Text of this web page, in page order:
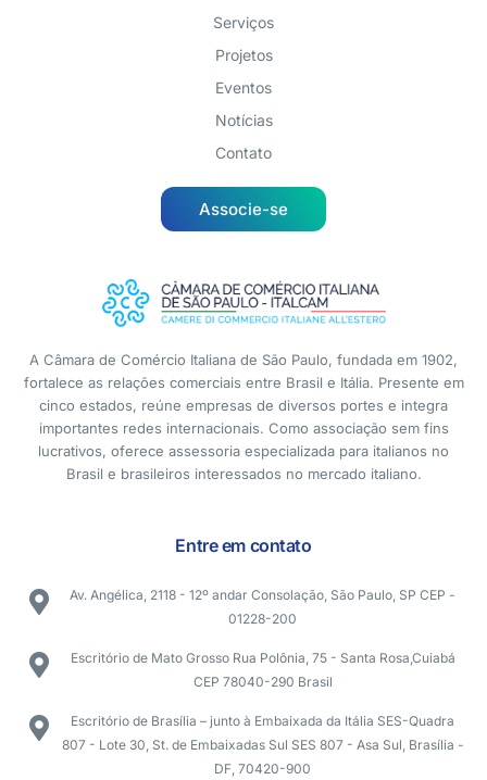
Serviços
Projetos
Eventos
Notícias
Contato
Associe-se
A Câmara de Comércio Italiana de São Paulo, fundada em 1902,
fortalece as relações comerciais entre Brasil e Itália. Presente em
cinco estados, reúne empresas de diversos portes e integra
importantes redes internacionais. Como associação sem fins
lucrativos, oferece assessoria especializada para italianos no
Brasil e brasileiros interessados no mercado italiano.
Entre em contato
Av. Angélica, 2118 - 12º andar Consolação, São Paulo, SP CEP -
01228-200
Escritório de Mato Grosso Rua Polônia, 75 - Santa Rosa,Cuiabá
CEP 78040-290 Brasil
Escritório de Brasília – junto à Embaixada da Itália SES-Quadra
807 - Lote 30, St. de Embaixadas Sul SES 807 - Asa Sul, Brasília -
DF, 70420-900